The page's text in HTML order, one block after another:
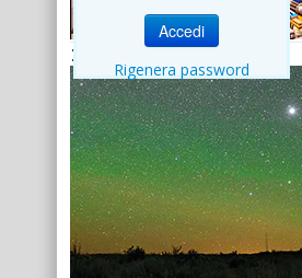
Accedi
Rigenera password